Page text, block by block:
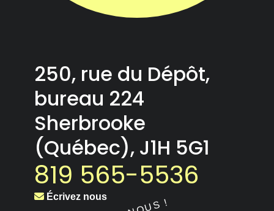
250, rue du Dépôt,
bureau 224
Sherbrooke
(Québec), J1H 5G1
819 565-5536
Écrivez nous